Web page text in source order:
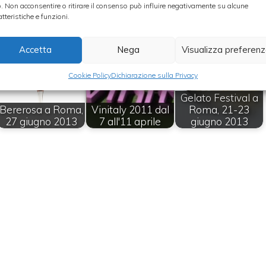
Non acconsentire o ritirare il consenso può influire negativamente su alcune
e funzioni.
Accetta Nega Visualizza
Cookie PolicyDichiarazione sulla Privacy
Bererosa a Roma,
27 giugno 2013
Vinitaly 2011 dal
7 all'11 aprile
Gelato Festival a
Roma, 21-23
giugno 2013